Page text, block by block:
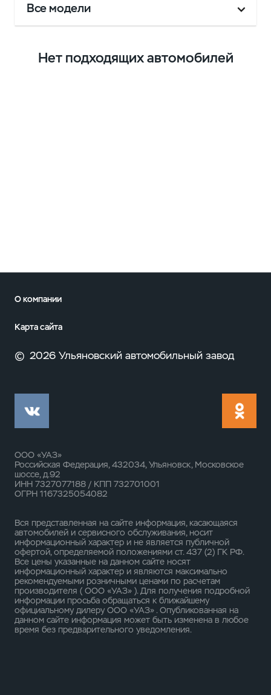
Все модели
Нет подходящих автомобилей
О компании
Карта сайта
© 2026 Ульяновский автомобильный завод
ООО «УАЗ»
Российская Федерация, 432034, Ульяновск, Московское
шоссе, д.92
ИНН 7327077188 / КПП 732701001
ОГРН 1167325054082
Вся представленная на сайте информация, касающаяся
автомобилей и сервисного обслуживания, носит
информационный характер и не является публичной
офертой, определяемой положениями ст. 437 (2) ГК РФ.
Все цены указанные на данном сайте носят
информационный характер и являются максимально
рекомендуемыми розничными ценами по расчетам
производителя ( ООО «УАЗ» ). Для получения подробной
информации просьба обращаться к ближайшему
официальному дилеру ООО «УАЗ» . Опубликованная на
данном сайте информация может быть изменена в любое
время без предварительного уведомления.